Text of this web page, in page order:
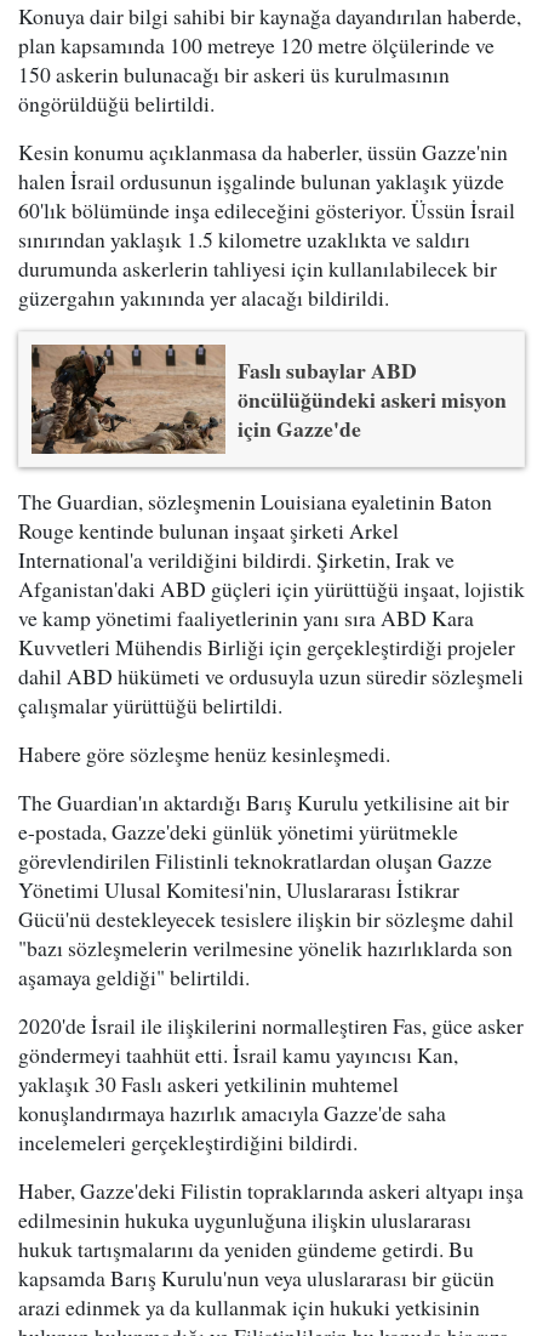
Konuya dair bilgi sahibi bir kaynağa dayandırılan haberde,
plan kapsamında 100 metreye 120 metre ölçülerinde ve
150 askerin bulunacağı bir askeri üs kurulmasının
öngörüldüğü belirtildi.
Kesin konumu açıklanmasa da haberler, üssün Gazze'nin
halen İsrail ordusunun işgalinde bulunan yaklaşık yüzde
60'lık bölümünde inşa edileceğini gösteriyor. Üssün İsrail
sınırından yaklaşık 1.5 kilometre uzaklıkta ve saldırı
durumunda askerlerin tahliyesi için kullanılabilecek bir
güzergahın yakınında yer alacağı bildirildi.
Faslı subaylar ABD
öncülüğündeki askeri misyon
için Gazze'de
The Guardian, sözleşmenin Louisiana eyaletinin Baton
Rouge kentinde bulunan inşaat şirketi Arkel
International'a verildiğini bildirdi. Şirketin, Irak ve
Afganistan'daki ABD güçleri için yürüttüğü inşaat, lojistik
ve kamp yönetimi faaliyetlerinin yanı sıra ABD Kara
Kuvvetleri Mühendis Birliği için gerçekleştirdiği projeler
dahil ABD hükümeti ve ordusuyla uzun süredir sözleşmeli
çalışmalar yürüttüğü belirtildi.
Habere göre sözleşme henüz kesinleşmedi.
The Guardian'ın aktardığı Barış Kurulu yetkilisine ait bir
e-postada, Gazze'deki günlük yönetimi yürütmekle
görevlendirilen Filistinli teknokratlardan oluşan Gazze
Yönetimi Ulusal Komitesi'nin, Uluslararası İstikrar
Gücü'nü destekleyecek tesislere ilişkin bir sözleşme dahil
"bazı sözleşmelerin verilmesine yönelik hazırlıklarda son
aşamaya geldiği" belirtildi.
2020'de İsrail ile ilişkilerini normalleştiren Fas, güce asker
göndermeyi taahhüt etti. İsrail kamu yayıncısı Kan,
yaklaşık 30 Faslı askeri yetkilinin muhtemel
konuşlandırmaya hazırlık amacıyla Gazze'de saha
incelemeleri gerçekleştirdiğini bildirdi.
Haber, Gazze'deki Filistin topraklarında askeri altyapı inşa
edilmesinin hukuka uygunluğuna ilişkin uluslararası
hukuk tartışmalarını da yeniden gündeme getirdi. Bu
kapsamda Barış Kurulu'nun veya uluslararası bir gücün
arazi edinmek ya da kullanmak için hukuki yetkisinin